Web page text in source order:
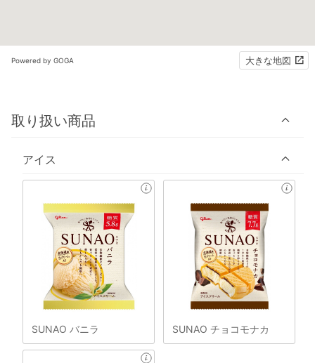
Powered by GOGA 大きな地図
取り扱い商品
アイス
SUNAO バニラ SUNAO チョコモナカ